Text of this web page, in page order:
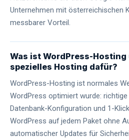
Unternehmen mit österreichischen
messbarer Vorteil.
Was ist WordPress-
spezielles Hosting dafür?
WordPress-Hosting ist normales
WordPress optimiert wurde:
Datenbank-Konfiguration und 1-
WordPress auf jedem Paket ohne
automatischer Updates für